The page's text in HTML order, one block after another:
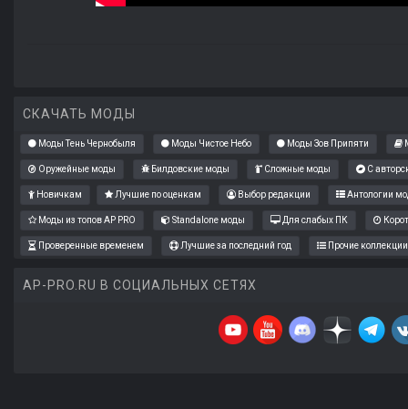
СКАЧАТЬ МОДЫ
Моды Тень Чернобыля Моды Чистое Небо Моды Зов Припяти
Оружейные моды Билдовские моды Сложные моды С
Новичкам Лучшие по оценкам Выбор редакции Антологии
Моды из топов AP PRO Standalone моды Для слабых ПК
Проверенные временем Лучшие за последний год Прочие коллекции
AP-PRO.RU В СОЦИАЛЬНЫХ СЕТЯХ